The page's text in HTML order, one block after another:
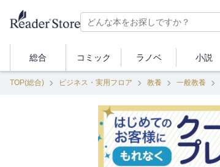
総合 コミック ラノベ 小説
TOP(総合) ビジネス・実用フロア 教養 一般教養